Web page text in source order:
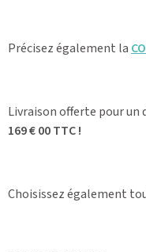
Précisez également la
Livraison offerte pour un
169 € 00 TTC !
Choisissez également